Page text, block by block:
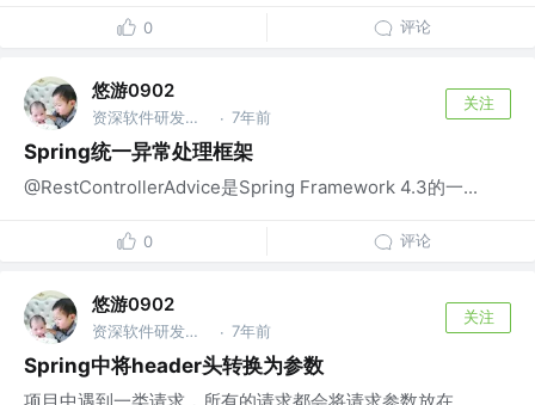
0 评论
悠游0902
资深软件研发工程师 @xiyin · 7年前
关注
Spring统一异常处理框架
@RestControllerAdvice是Spring Framework 4.3的一...
0 评论
悠游0902
资深软件研发工程师 @xiyin · 7年前
关注
Spring中将header头转换为参数